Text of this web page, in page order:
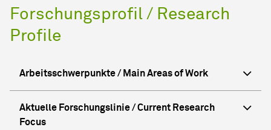
Forschungsprofil / Research
Profile
Arbeitsschwerpunkte / Main Areas of Work
Aktuelle Forschungslinie / Current Research
Focus